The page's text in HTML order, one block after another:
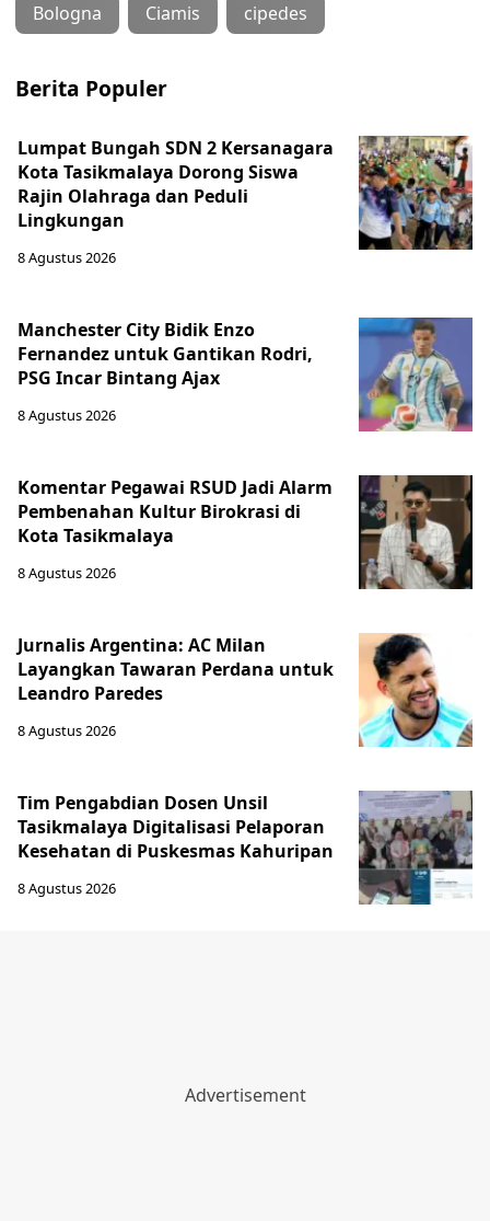
Bologna Ciamis cipedes
Berita Populer
Lumpat Bungah SDN 2 Kersanagara
Kota Tasikmalaya Dorong Siswa
Rajin Olahraga dan Peduli
Lingkungan
8 Agustus 2026
Manchester City Bidik Enzo
Fernandez untuk Gantikan Rodri,
PSG Incar Bintang Ajax
8 Agustus 2026
Komentar Pegawai RSUD Jadi Alarm
Pembenahan Kultur Birokrasi di
Kota Tasikmalaya
8 Agustus 2026
Jurnalis Argentina: AC Milan
Layangkan Tawaran Perdana untuk
Leandro Paredes
8 Agustus 2026
Tim Pengabdian Dosen Unsil
Tasikmalaya Digitalisasi Pelaporan
Kesehatan di Puskesmas Kahuripan
8 Agustus 2026